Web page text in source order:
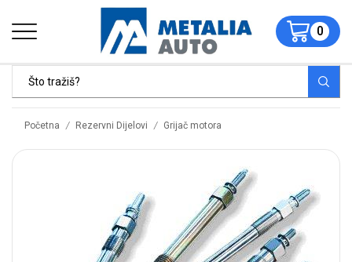
0
Početna / Rezervni Dijelovi / Grijač motora